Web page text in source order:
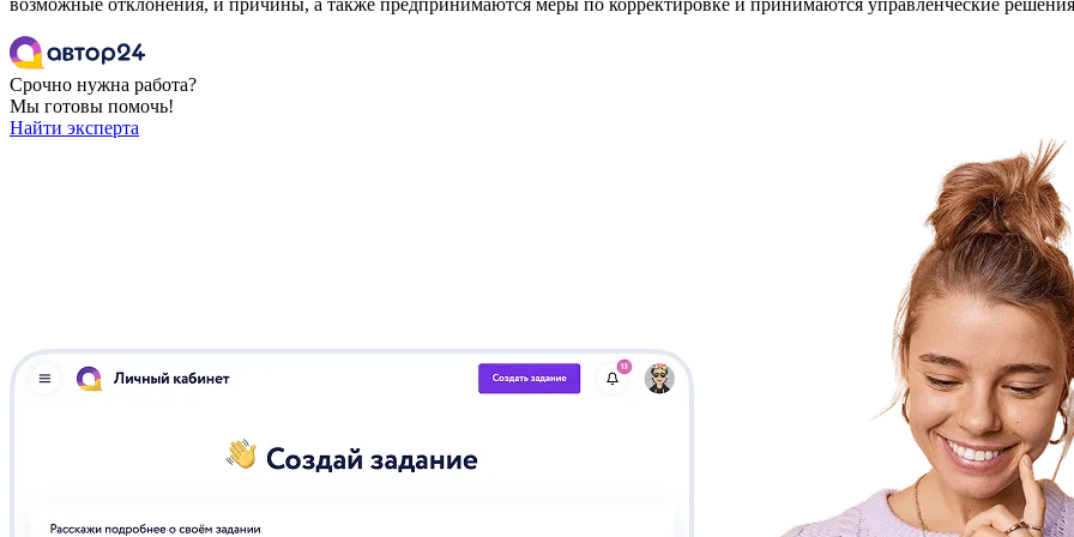
возможные отклонения, и причины, а также предпринимаются меры по корректировке и принимаются управленческие
Срочно нужна работа?
Мы готовы помочь!
Найти эксперта